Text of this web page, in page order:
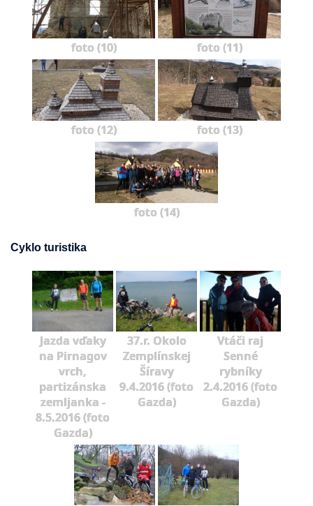
foto (10) foto (11)
foto (12) foto (13)
foto (14)
Cyklo turistika
Jazda vďaky
na Pirnagov
vrch,
partizánska
zemljanka -
8.5.2016 (foto
Gazda)
37.r. Okolo
Zemplínskej
Šíravy
9.4.2016 (foto
Gazda)
Vtáči raj
Senné
rybníky
2.4.2016 (foto
Gazda)